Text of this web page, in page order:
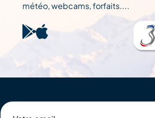
météo, webcams, forfaits....